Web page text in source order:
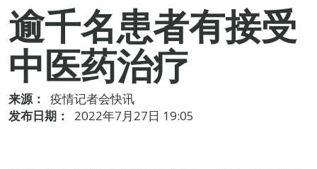
逾千名患者有接受
中医药治疗
来源：
疫情记者会快讯
发布日期：
2022年7月27日 19:05